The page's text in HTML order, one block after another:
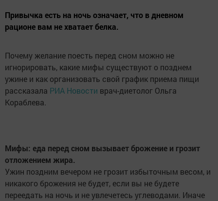
Привычка есть на ночь означает, что в дневном
рационе вам не хватает белка.
Почему желание поесть перед сном можно не
игнорировать, какие мифы существуют о позднем
ужине и как организовать свой график приема пищи
рассказала РИА Новости врач-диетолог Ольга
Кораблева.
Мифы: еда перед сном вызывает брожение и грозит
отложением жира.
Ужин поздним вечером не грозит избыточным весом, и
никакого брожения не будет, если вы не будете
переедать на ночь и не увлечетесь углеводами. Иначе